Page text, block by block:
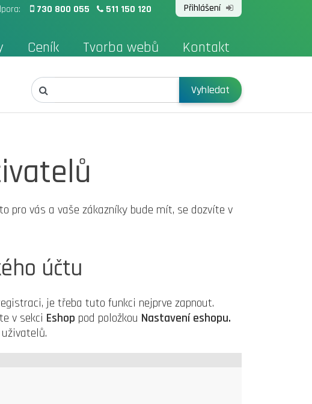
Ceník Tvorba webů Kontakt
730 800 055 511 150 120 Přihlášení
Vyhledat
pro vás a vaše zákazníky bude mít, se dozvíte v
účtu
je třeba tuto funkci nejprve zapnout.
v sekci Eshop pod položkou Nastavení eshopu.